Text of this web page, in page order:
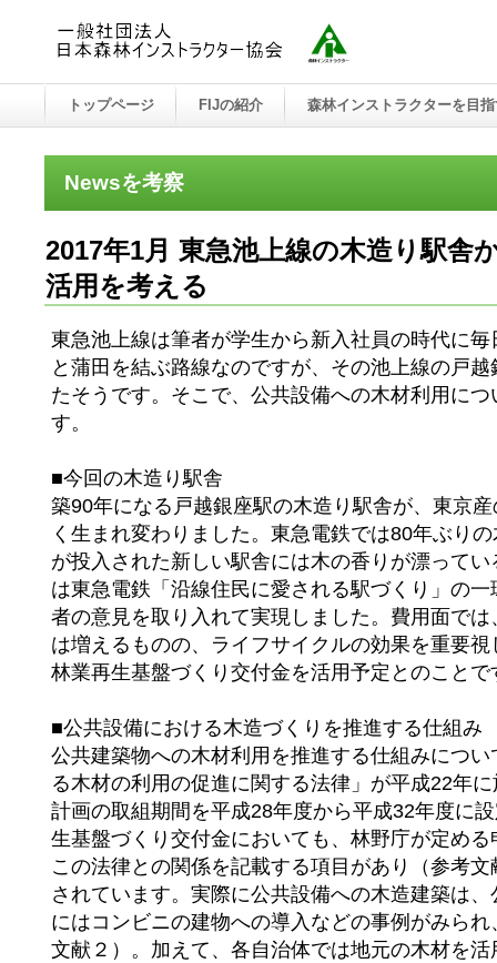
Newsを考察
2017年1月 東急池上線の木造り駅舎
活用を考える
東急池上線は筆者が学生から新入社員の時代に
と蒲田を結ぶ路線なのですが、その池上線の戸
たそうです。そこで、公共設備への木材利用に
す。
■今回の木造り駅舎
築90年になる戸越銀座駅の木造り駅舎が、東京
く生まれ変わりました。東急電鉄では80年ぶり
が投入された新しい駅舎には木の香りが漂って
は東急電鉄「沿線住民に愛される駅づくり」の
者の意見を取り入れて実現しました。費用面で
は増えるものの、ライフサイクルの効果を重要
林業再生基盤づくり交付金を活用予定とのこと
■公共設備における木造づくりを推進する仕組み
公共建築物への木材利用を推進する仕組みにつ
る木材の利用の促進に関する法律」が平成22年
計画の取組期間を平成28年度から平成32年度に
生基盤づくり交付金においても、林野庁が定め
この法律との関係を記載する項目があり（参考
されています。実際に公共設備への木造建築は
にはコンビニの建物への導入などの事例がみら
文献２）。加えて、各自治体では地元の木材を
トップページ FIJの紹介 森林インストラクターを目